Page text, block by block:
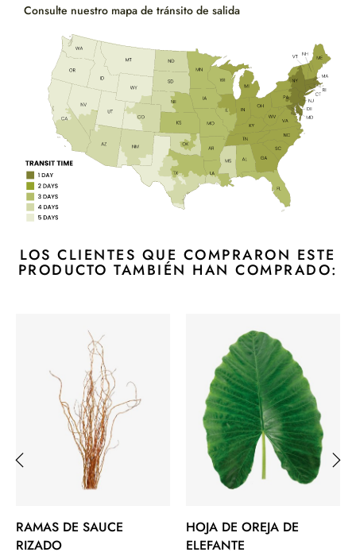
Consulte nuestro mapa de tránsito de salida
LOS CLIENTES QUE COMPRARON ESTE
PRODUCTO TAMBIÉN HAN COMPRADO:
RAMAS DE SAUCE
RIZADO
HOJA DE OREJA DE
ELEFANTE